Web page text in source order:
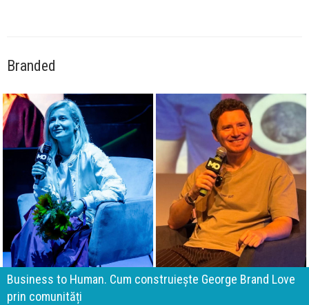
Branded
Business to Human. Cum construiește George Brand Love
prin comunități